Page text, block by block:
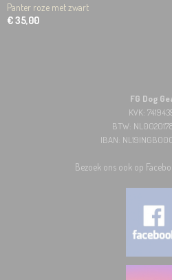
Panter roze met zwart
€ 35,00
FG Dog
KVK:
BTW:
IBAN:
Bezoek ons ook op